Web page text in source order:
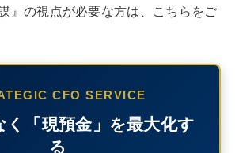
』の視点が必要な方は、こちらをご
CFO SERVICE
く「現預金」を最大化す
る